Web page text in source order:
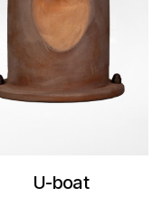
U-boat